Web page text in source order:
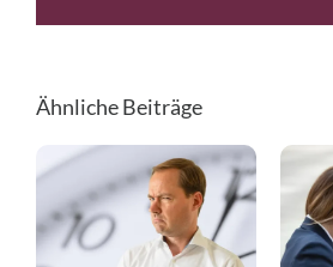
Ähnliche Beiträge